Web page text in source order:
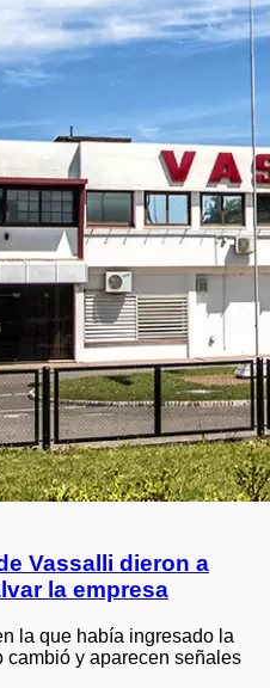
Vassalli dieron a
la empresa
la que había ingresado la
cambió y aparecen señales